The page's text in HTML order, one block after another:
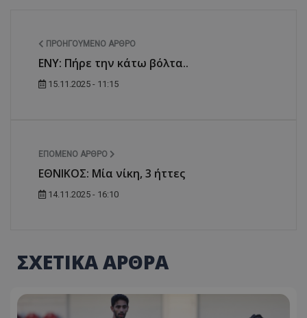
ΠΡΟΗΓΟΎΜΕΝΟ ΆΡΘΡΟ
ΕΝΥ: Πήρε την κάτω βόλτα..
15.11.2025 - 11:15
ΕΠΌΜΕΝΟ ΆΡΘΡΟ
ΕΘΝΙΚΟΣ: Μία νίκη, 3 ήττες
14.11.2025 - 16:10
ΣΧΕΤΙΚΑ ΑΡΘΡΑ